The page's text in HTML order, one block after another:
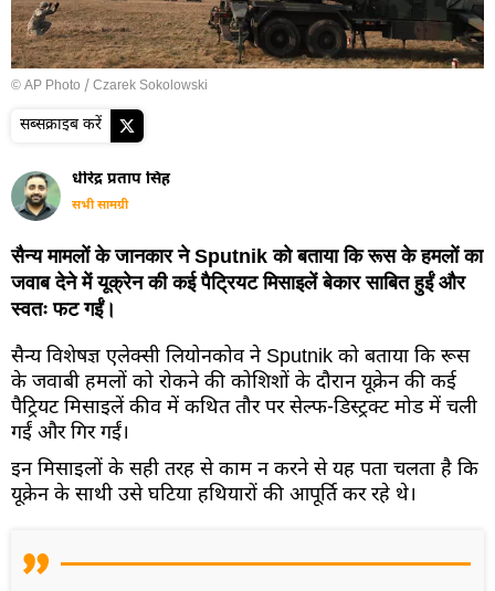
© AP Photo / Czarek Sokolowski
सब्सक्राइब करें
धीरेंद्र प्रताप सिंह
सभी सामग्री
सैन्य मामलों के जानकार ने Sputnik को बताया कि रूस के हमलों का
जवाब देने में यूक्रेन की कई पैट्रियट मिसाइलें बेकार साबित हुईं और
स्वतः फट गईं।
सैन्य विशेषज्ञ एलेक्सी लियोनकोव ने Sputnik को बताया कि रूस
के जवाबी हमलों को रोकने की कोशिशों के दौरान यूक्रेन की कई
पैट्रियट मिसाइलें कीव में कथित तौर पर सेल्फ-डिस्ट्रक्ट मोड में चली
गईं और गिर गईं।
इन मिसाइलों के सही तरह से काम न करने से यह पता चलता है कि
यूक्रेन के साथी उसे घटिया हथियारों की आपूर्ति कर रहे थे।